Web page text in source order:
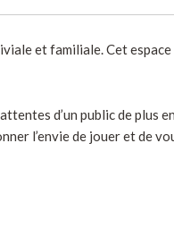
et familiale. Cet
d’un public de plus
l’envie de jouer et de